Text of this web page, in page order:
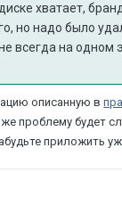
диске хватает,
но надо было
всегда на одном
описанную в
проблему будет
приложить